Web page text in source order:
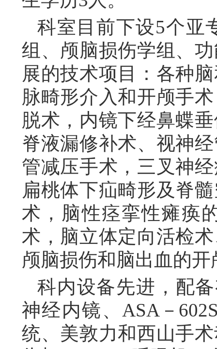
科室目前下设5个亚
组、颅脑损伤学组、
展的技术项目：各种
脉畸形介入和开颅手
脱术，内镜下经鼻蝶
脊液漏修补术、视神
管减压手术，三叉神
扁桃体下疝畸形及脊
术， 脑性痉挛性瘫痪
术 ， 脑立体定向活检
颅脑损伤和脑出血的
科内设备先进，配
神经内镜、 ASA－
统、美敦力和西山手